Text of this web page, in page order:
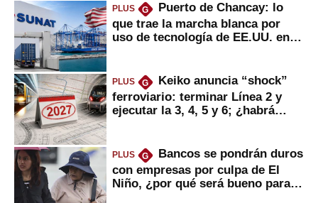
PLUS G
Puerto de Chancay: lo
que trae la marcha blanca por
uso de tecnología de EE.UU. en
PLUS G
Keiko anuncia “shock”
ferroviario: terminar Línea 2 y
ejecutar la 3, 4, 5 y 6; ¿habrá
PLUS G
Bancos se pondrán duros
con empresas por culpa de El
Niño, ¿por qué será bueno para